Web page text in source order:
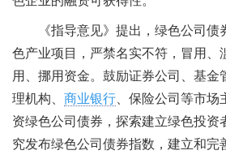
《指导意见》 提出，绿色公司债
色产业项目，严禁名实不符，冒用、
用、挪用资金。鼓励证券公司、基金
理机构、 商业银行 、保险公司等市
资绿色公司债券，探索建立绿色投资
究发布绿色公司债券指数，建立和完